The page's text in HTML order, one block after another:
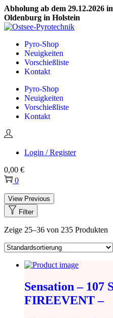
Abholung ab dem 29.12.2026
Oldenburg in Holstein
Skip
navigation
Skip
contentPyro-Shop
Neuigkeiten
Vorschießliste
Kontakt
Pyro-Shop
Neuigkeiten
Vorschießliste
Kontakt
Login / Register
0,00 €
0
View Previous
Filter
Zeige 25–36 von 235 Produkten
Sensation – 107
FIREEVENT –